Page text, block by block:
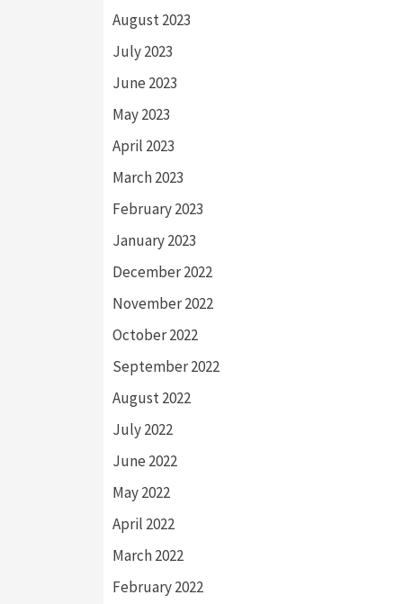
August 2023
July 2023
June 2023
May 2023
April 2023
March 2023
February 2023
January 2023
December 2022
November 2022
October 2022
September 2022
August 2022
July 2022
June 2022
May 2022
April 2022
March 2022
February 2022